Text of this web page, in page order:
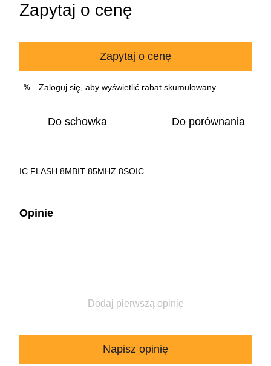
Zapytaj o cenę
Zapytaj o cenę
% Zaloguj się , aby wyświetlić rabat skumulowany
Do schowka Do porównania
IC FLASH 8MBIT 85MHZ 8SOIC
Opinie
Dodaj pierwszą opinię
Napisz opinię